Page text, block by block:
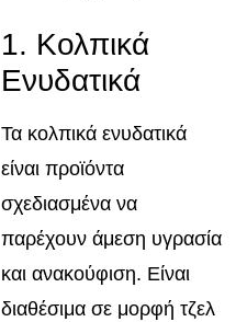
1. Κολπικά
Ενυδατικά
Τα κολπικά ενυδατικά
είναι προϊόντα
σχεδιασμένα να
παρέχουν άμεση υγρασία
και ανακούφιση. Είναι
διαθέσιμα σε μορφή τζελ